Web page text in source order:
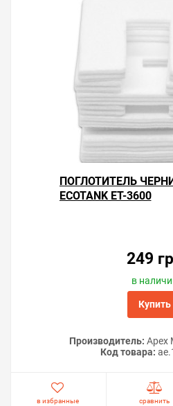
вопросы и поможем сделать
ПОГЛОТИТЕЛЬ
ECOTANK ET-3600
249
в
Купить
Производитель: Apex
Код товара:
в избранные сравнить